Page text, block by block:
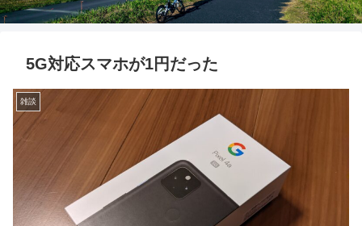
5G対応スマホが1円だった
雑談